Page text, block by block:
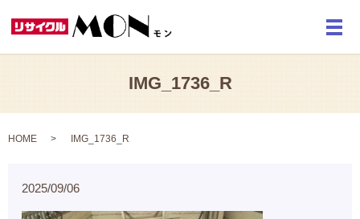
メ
IMG_1736_R
HOME IMG_1736_R
2025/09/06